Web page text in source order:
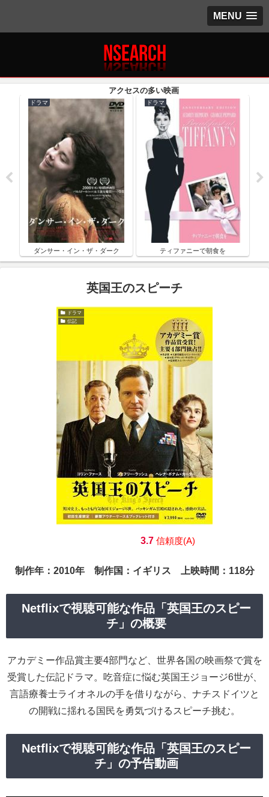
MENU
ドラマ
ダンサー・イン・ザ・ダーク
ドラマ
ティファニーで朝食を
英国王のスピーチ
ドラマ
伝記
3.7信頼度(A)
制作年：2010年 制作国：イギリス 上映時間：118分
Netflixで視聴可能な作品「英国王のスピー
チ」の概要
アカデミー作品賞主要4部門など、世界各国の映画祭で賞を
受賞した伝記ドラマ。吃音症に悩む英国王ジョージ6世が、
言語療養士ライオネルの手を借りながら、ナチスドイツと
の開戦に揺れる国民を勇気づけるスピーチ挑む。
Netflixで視聴可能な作品「英国王のスピー
チ」の予告動画